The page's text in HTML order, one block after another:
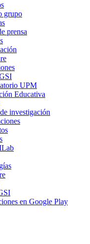
grupo
prensa
UPM
Educativa
investigación
en Google Play